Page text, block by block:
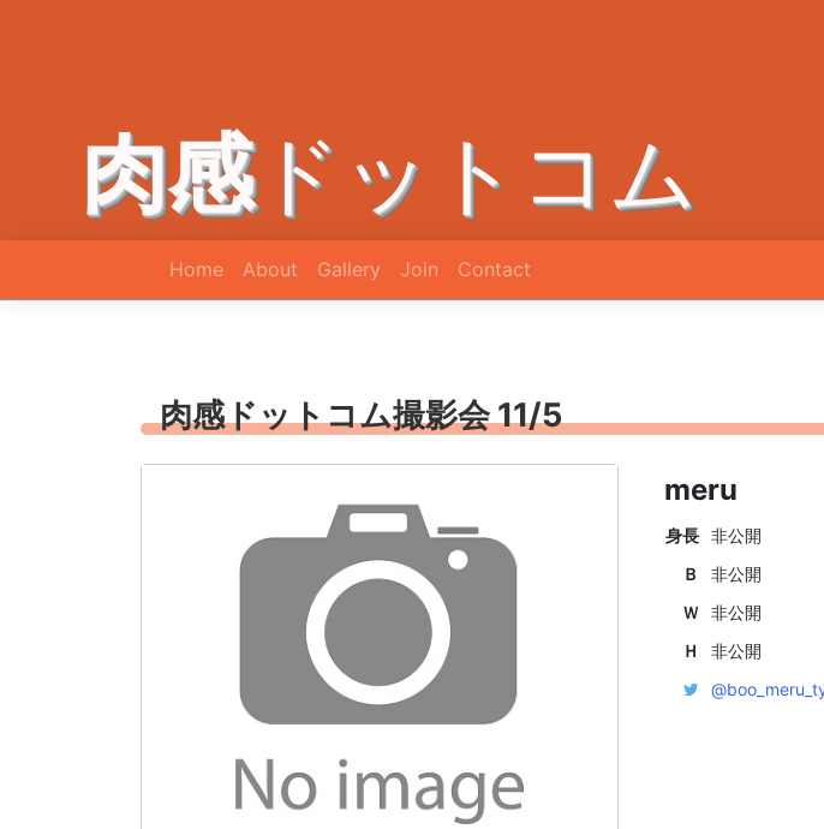
肉感ドットコム
Home About Gallery Join Contact
肉感ドットコム撮影会 11/5
meru
身長
非公開
Ｂ
非公開
Ｗ
非公開
Ｈ
非公開